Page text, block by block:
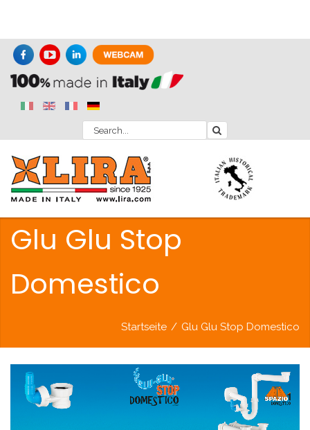
Glu Glu Stop
Domestico
Startseite / Glu Glu Stop Domestico